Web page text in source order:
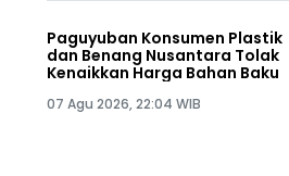
Paguyuban Konsumen Plastik
dan Benang Nusantara Tolak
Kenaikkan Harga Bahan Baku
07 Agu 2026, 22:04 WIB